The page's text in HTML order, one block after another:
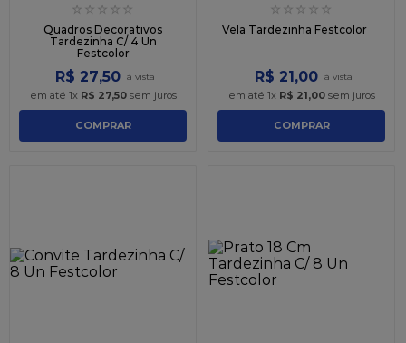
☆ ☆ ☆ ☆ ☆
Quadros Decorativos
Tardezinha C/ 4 Un
Festcolor
R$ 27,50
em até 1x R$ 27,50sem juros
COMPRAR
☆ ☆ ☆ ☆ ☆
Vela Tardezinha Festcolor
R$ 21,00
em até 1x R$ 21,00sem juros
COMPRAR